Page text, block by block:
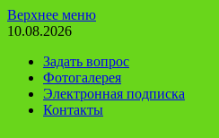
Перейти
к
Верхнее меню
10.08.2026
Задать вопрос
Фотогалерея
Электронная подписка
Контакты